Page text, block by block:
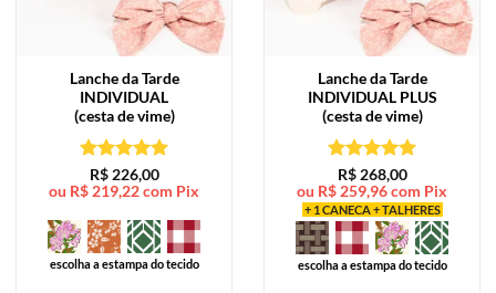
Lanche da Tarde
INDIVIDUAL
(cesta de vime)
Avaliação5
de 5
R$226,00
ou R$ 219,22com Pix
escolha a estampa do tecido
Lanche da Tarde
INDIVIDUAL PLUS
(cesta de vime)
Avaliação5
de 5
R$268,00
ou R$ 259,96com Pix
+ 1 CANECA + TALHERES
escolha a estampa do tecido